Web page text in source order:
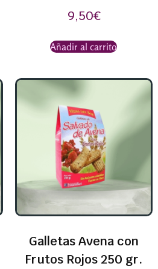
9,50€
Añadir al carrito
Galletas Avena con
Frutos Rojos 250 gr.